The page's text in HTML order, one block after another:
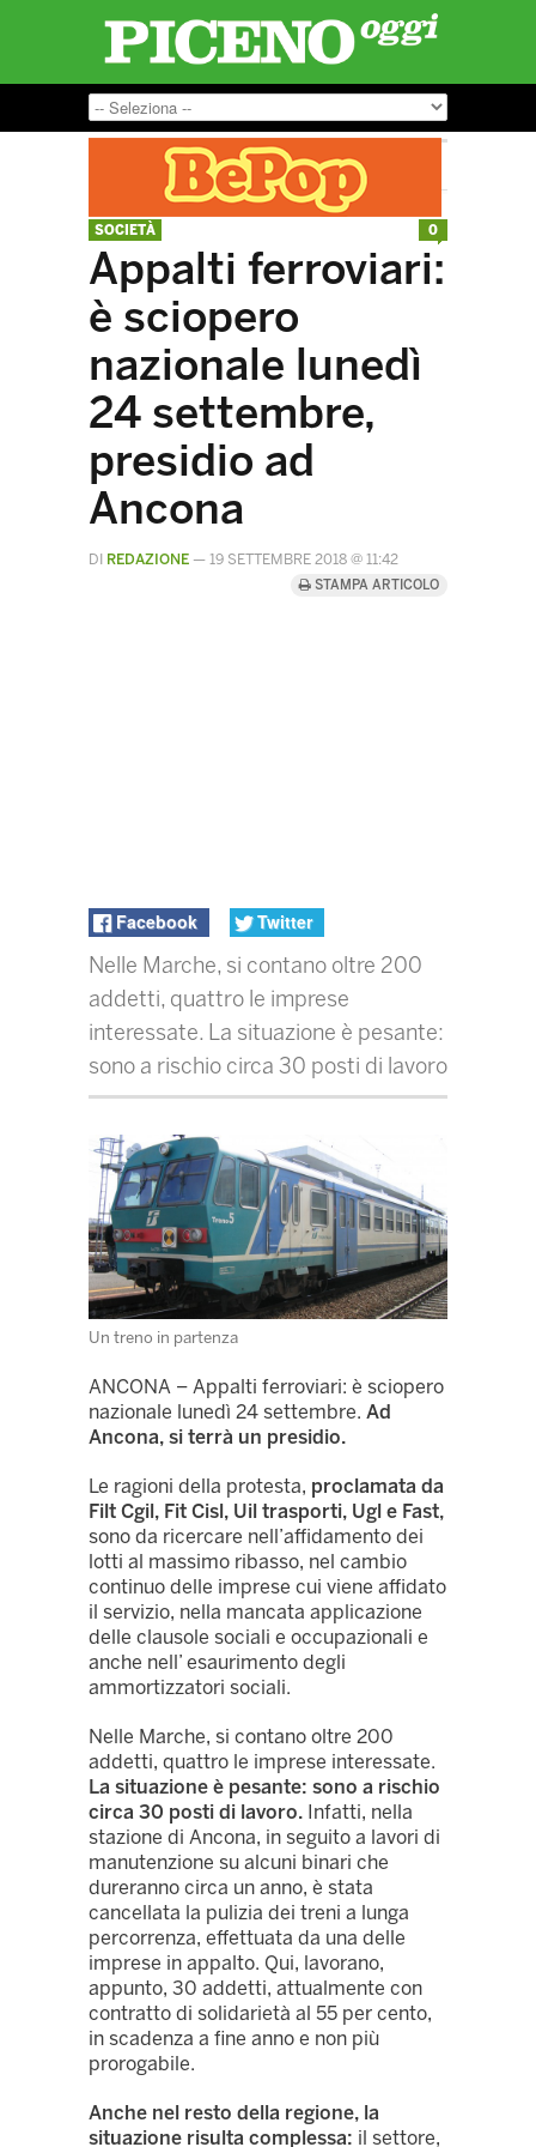
SOCIETÀ
Appalti ferroviari:
è sciopero
nazionale lunedì
24 settembre,
presidio ad
Ancona
DI REDAZIONE — 19 SETTEMBRE 2018 @ 11:42
STAMPA ARTICOLO
Facebook Twitter
Nelle Marche, si contano oltre 200
addetti, quattro le imprese
interessate. La situazione è pesante:
sono a rischio circa 30 posti di lavoro
Un treno in partenza
ANCONA – Appalti ferroviari: è sciopero
nazionale lunedì 24 settembre. Ad
Ancona, si terrà un presidio.
Le ragioni della protesta, proclamata da
Filt Cgil, Fit Cisl, Uil trasporti, Ugl e Fast,
sono da ricercare nell’affidamento dei
lotti al massimo ribasso, nel cambio
continuo delle imprese cui viene affidato
il servizio, nella mancata applicazione
delle clausole sociali e occupazionali e
anche nell’ esaurimento degli
ammortizzatori sociali.
Nelle Marche, si contano oltre 200
addetti, quattro le imprese interessate.
La situazione è pesante: sono a rischio
circa 30 posti di lavoro. Infatti, nella
stazione di Ancona, in seguito a lavori di
manutenzione su alcuni binari che
dureranno circa un anno, è stata
cancellata la pulizia dei treni a lunga
percorrenza, effettuata da una delle
imprese in appalto. Qui, lavorano,
appunto, 30 addetti, attualmente con
contratto di solidarietà al 55 per cento,
in scadenza a fine anno e non più
prorogabile.
Anche nel resto della regione, la
situazione risulta complessa: il settore,
0